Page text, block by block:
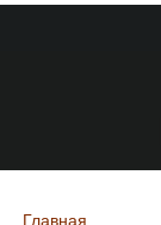
Главная